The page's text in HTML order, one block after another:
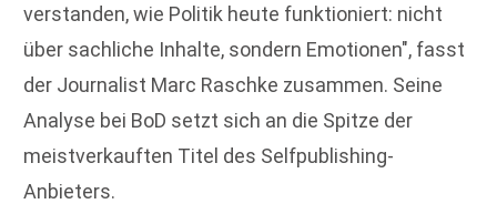
verstanden, wie Politik heute funktioniert: nicht
über sachliche Inhalte, sondern Emotionen", fasst
der Journalist Marc Raschke zusammen. Seine
Analyse bei BoD setzt sich an die Spitze der
meistverkauften Titel des Selfpublishing-
Anbieters.